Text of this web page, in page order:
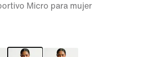
Micro para mujer